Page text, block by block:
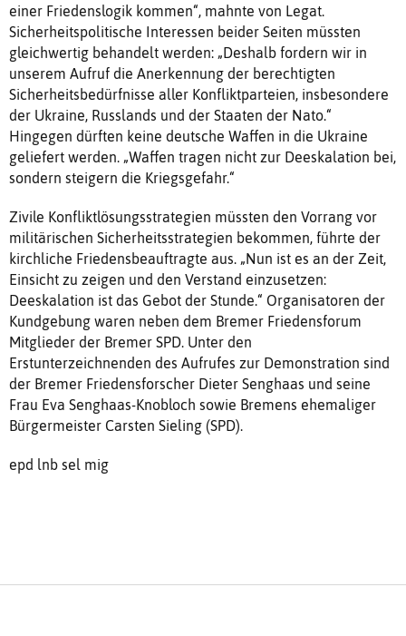
einer Friedenslogik kommen“, mahnte von Legat.
Sicherheitspolitische Interessen beider Seiten müssten
gleichwertig behandelt werden: „Deshalb fordern wir in
unserem Aufruf die Anerkennung der berechtigten
Sicherheitsbedürfnisse aller Konfliktparteien, insbesondere
der Ukraine, Russlands und der Staaten der Nato.“
Hingegen dürften keine deutsche Waffen in die Ukraine
geliefert werden. „Waffen tragen nicht zur Deeskalation bei,
sondern steigern die Kriegsgefahr.“
Zivile Konfliktlösungsstrategien müssten den Vorrang vor
militärischen Sicherheitsstrategien bekommen, führte der
kirchliche Friedensbeauftragte aus. „Nun ist es an der Zeit,
Einsicht zu zeigen und den Verstand einzusetzen:
Deeskalation ist das Gebot der Stunde.“ Organisatoren der
Kundgebung waren neben dem Bremer Friedensforum
Mitglieder der Bremer SPD. Unter den
Erstunterzeichnenden des Aufrufes zur Demonstration sind
der Bremer Friedensforscher Dieter Senghaas und seine
Frau Eva Senghaas-Knobloch sowie Bremens ehemaliger
Bürgermeister Carsten Sieling (SPD).
epd lnb sel mig